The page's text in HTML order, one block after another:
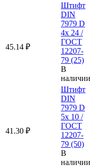
45.14 ₽
Штифт
DIN
7979 D
4x 24 /
ГОСТ
12207-
79 (25)
В
наличии
41.30 ₽
Штифт
DIN
7979 D
5x 10 /
ГОСТ
12207-
79 (50)
В
наличии